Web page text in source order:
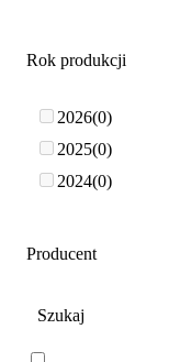
Rok produkcji
2026 0
2025 0
2024 0
Producent